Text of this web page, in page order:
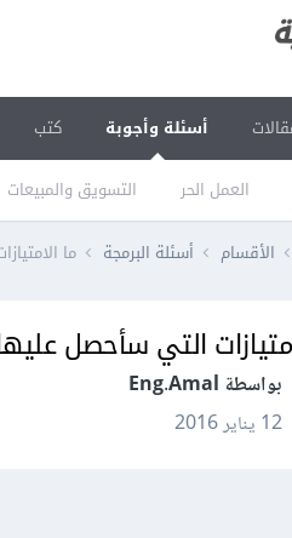
أسئلة وأجوبة
العمل الحر التسويق والمبيعات
كتب
الأقسام أسئلة البرمجة ما
التي سأحصل
بواسطة Eng.Amal
12 يناير 2016